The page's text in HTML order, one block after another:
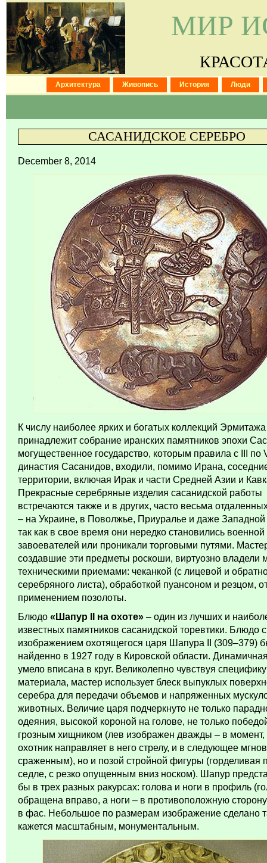
МИР
Архитектура Живопись История Люди
САСАНИДСКОЕ СЕРЕБРО
December 8, 2014
К числу наиболее ярких и богатых коллекций Эрмитажа
принадлежит собрание иранских памятников эпохи
могущественное государство, которым правила с III по
династия Сасанидов, входили, помимо Ирана,
территории, включая Ирак и части Средней Азии и
Прекрасные серебряные изделия сасанидской работы
встречаются также и в других, часто весьма
– на Украине, в Поволжье, Приуралье и даже
так как в свое время они нередко становились
завоевателей или проникали торговыми путями.
создавшие эти предметы роскоши, виртуозно владели
техническими приемами: чеканкой (с лицевой и
серебряного листа), обработкой пуансоном и резцом,
применением позолоты.
Блюдо «Шапур II на охоте» – один из лучших и
известных памятников сасанидской торевтики. Блюдо с
изображением охотящегося царя Шапура II (309–379)
найденно в 1927 году в Кировской области.
умело вписана в круг. Великолепно чувствуя специфику
материала, мастер использует блеск выпуклых
серебра для передачи объемов и напряженных
животных. Величие царя подчеркнуто не только
одеяния, высокой короной на голове, не только
грозным хищником (лев изображен дважды – в момент,
охотник направляет в него стрелу, и в следующее
сраженным), но и позой стройной фигуры (горделивая
седле, с резко опущенным вниз носком). Шапур
бы в трех разных ракурсах: голова и ноги в профиль
обращена вправо, а ноги – в противоположную
в фас. Небольшое по размерам изображение сделано
кажется масштабным, монументальным.